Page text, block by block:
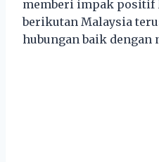
memberi impak positif
berikutan Malaysia
hubungan baik dengan